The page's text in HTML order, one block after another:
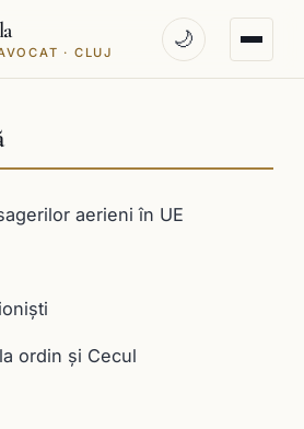
· CLUJ
🌙
aerieni în UE
ordin și Cecul